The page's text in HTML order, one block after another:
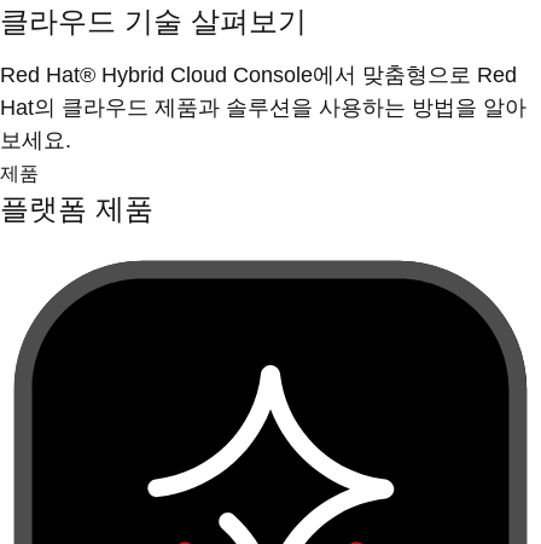
클라우드 기술 살펴보기
Red Hat® Hybrid Cloud Console에서 맞춤형으로 Red
Hat의 클라우드 제품과 솔루션을 사용하는 방법을 알아
보세요.
제품
플랫폼 제품